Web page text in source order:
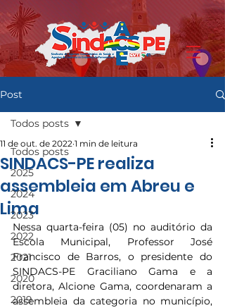
Post
Todos posts
2025
2024
2023
2022
2021
2020
2019
Todos posts
SINDACS-PE realiza
assembleia em Abreu e
Lima
11 de out. de 2022 1 min de leitura
Nessa quarta-feira (05) no auditório da
Escola Municipal, Professor José
Francisco de Barros, o presidente do
SINDACS-PE Graciliano Gama e a
diretora, Alcione Gama, coordenaram a
assembleia da categoria no município,